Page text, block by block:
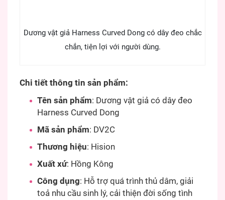
Dương vật giả Harness Curved Dong có dây đeo chắc
chắn, tiện lợi với người dùng.
Chi tiết thông tin sản phẩm:
Tên sản phẩm: Dương vật giả có dây đeo
Harness Curved Dong
Mã sản phẩm: DV2C
Thương hiệu: Hision
Xuất xứ: Hồng Kông
Công dụng: Hỗ trợ quá trình thủ dâm, giải
toả nhu cầu sinh lý, cải thiện đời sống tình